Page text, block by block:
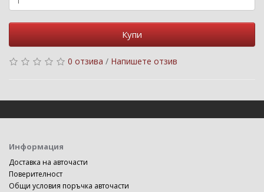
Купи
0 отзива / Напишете отзив
Информация
Доставка на авточасти
Поверителност
Общи условия поръчка авточасти